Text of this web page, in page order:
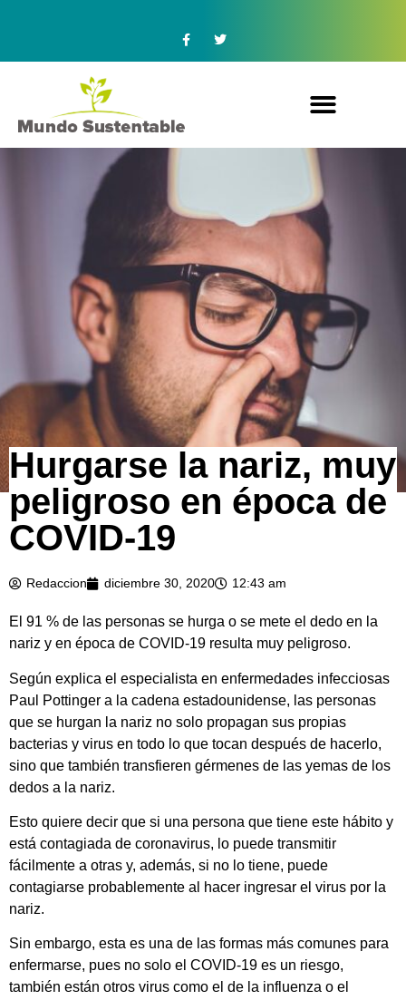
Hurgarse la nariz, muy
peligroso en época de
COVID-19
Redaccion diciembre 30, 2020 12:43 am
El 91 % de las personas se hurga o se mete el dedo en la
nariz y en época de COVID-19 resulta muy peligroso.
Según explica el especialista en enfermedades infecciosas
Paul Pottinger a la cadena estadounidense, las personas
que se hurgan la nariz no solo propagan sus propias
bacterias y virus en todo lo que tocan después de hacerlo,
sino que también transfieren gérmenes de las yemas de los
dedos a la nariz.
Esto quiere decir que si una persona que tiene este hábito y
está contagiada de coronavirus, lo puede transmitir
fácilmente a otras y, además, si no lo tiene, puede
contagiarse probablemente al hacer ingresar el virus por la
nariz.
Sin embargo, esta es una de las formas más comunes para
enfermarse, pues no solo el COVID-19 es un riesgo,
también están otros virus como el de la influenza o el